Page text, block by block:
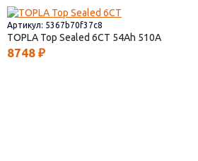
Артикул: 5367b70f37c8
TOPLA Top Sealed 6СТ 54 510
8748 ₽